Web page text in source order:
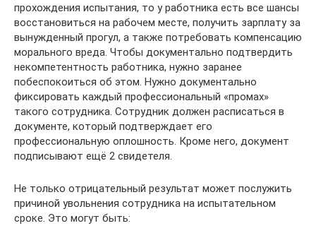
прохождения испытания, то у работника есть все шансы
восстановиться на рабочем месте, получить зарплату за
вынужденный прогул, а также потребовать компенсацию
морального вреда. Чтобы документально подтвердить
некомпетентность работника, нужно заранее
побеспокоиться об этом. Нужно документально
фиксировать каждый профессиональный «промах»
такого сотрудника. Сотрудник должен расписаться в
документе, который подтверждает его
профессиональную оплошность. Кроме него, документ
подписывают ещё 2 свидетеля.
Не только отрицательный результат может послужить
причиной увольнения сотрудника на испытательном
сроке. Это могут быть: